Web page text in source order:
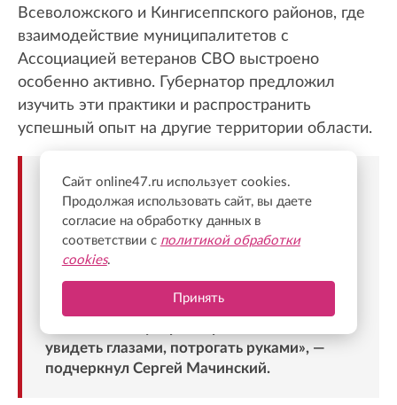
Всеволожского и Кингисеппского районов, где
взаимодействие муниципалитетов с
Ассоциацией ветеранов СВО выстроено
особенно активно. Губернатор предложил
изучить эти практики и распространить
успешный опыт на другие территории области.
«Как правильно сказал Александр
Юрьевич, наиболее эффективной будет
встреча в районе, с главой района и в
присутствии активистов Ассоциации
ветеранов, когда напрямую главе региона
на месте будут рассказывать о
положительных и отрицательных
увидеть глазами, потрогать руками», —
подчеркнул Сергей Мачинский.
Сайт online47.ru использует cookies.
Продолжая использовать сайт, вы даете
согласие на обработку данных в
соответствии с политикой обработки
cookies.
Принять